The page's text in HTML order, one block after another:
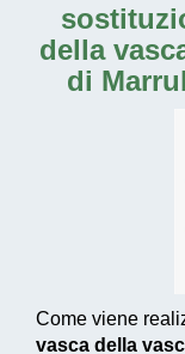
della
di
Come viene
vasca della